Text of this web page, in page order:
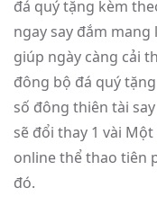
đá quý tặng kèm
ngay say đắm
giúp ngày càng cải
đông bộ đá quý
số đông thiên tài
sẽ đổi thay 1 vài
online thể thao tiên
đó.